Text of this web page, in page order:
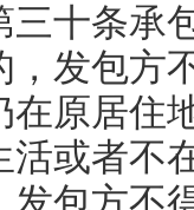
十条承
，发包方
在原居住
者不在